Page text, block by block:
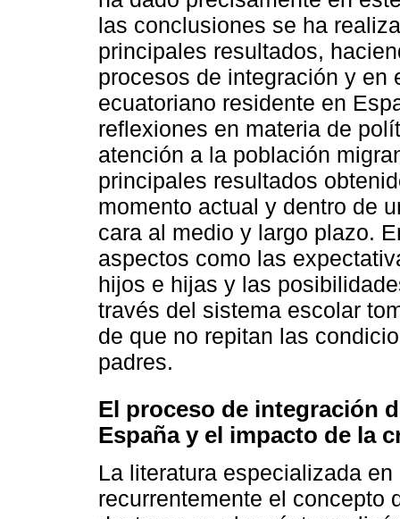
las conclusiones se ha
principales resultados,
procesos de integración y
ecuatoriano residente en
reflexiones en materia de
atención a la población
principales resultados
momento actual y dentro de
cara al medio y largo plazo.
aspectos como las
hijos e hijas y las
través del sistema escolar
de que no repitan las
padres.
El proceso de integración
España y el impacto de la
La literatura especializada
recurrentemente el concepto